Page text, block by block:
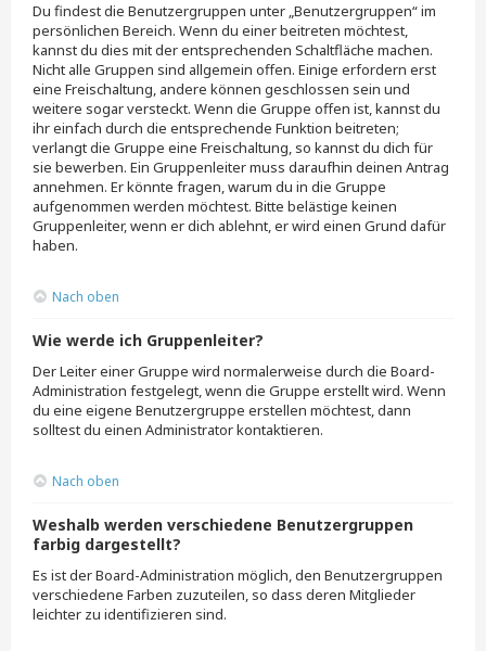
Du findest die Benutzergruppen unter „Benutzergruppen“ im
persönlichen Bereich. Wenn du einer beitreten möchtest,
kannst du dies mit der entsprechenden Schaltfläche machen.
Nicht alle Gruppen sind allgemein offen. Einige erfordern erst
eine Freischaltung, andere können geschlossen sein und
weitere sogar versteckt. Wenn die Gruppe offen ist, kannst du
ihr einfach durch die entsprechende Funktion beitreten;
verlangt die Gruppe eine Freischaltung, so kannst du dich für
sie bewerben. Ein Gruppenleiter muss daraufhin deinen Antrag
annehmen. Er könnte fragen, warum du in die Gruppe
aufgenommen werden möchtest. Bitte belästige keinen
Gruppenleiter, wenn er dich ablehnt, er wird einen Grund dafür
haben.
Nach oben
Wie werde ich Gruppenleiter?
Der Leiter einer Gruppe wird normalerweise durch die Board-
Administration festgelegt, wenn die Gruppe erstellt wird. Wenn
du eine eigene Benutzergruppe erstellen möchtest, dann
solltest du einen Administrator kontaktieren.
Nach oben
Weshalb werden verschiedene Benutzergruppen
farbig dargestellt?
Es ist der Board-Administration möglich, den Benutzergruppen
verschiedene Farben zuzuteilen, so dass deren Mitglieder
leichter zu identifizieren sind.